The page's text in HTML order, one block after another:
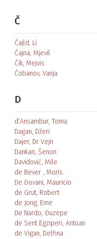
Č
Čajld, Li
Čajna, Mjevil
Čik, Mejvis
Čobanov, Vanja
D
d’Ansambur, Toma
Dagan, Džeri
Dajer, Dr Vejn
Dankan, Šenon
Davidović, Mile
de Bever , Moris
De Đovani, Mauricio
de Grut, Robert
de Jong, Eme
De Nardo, Đuzepe
de Sent Egziperi, Antoan
de Vigan, Delfina